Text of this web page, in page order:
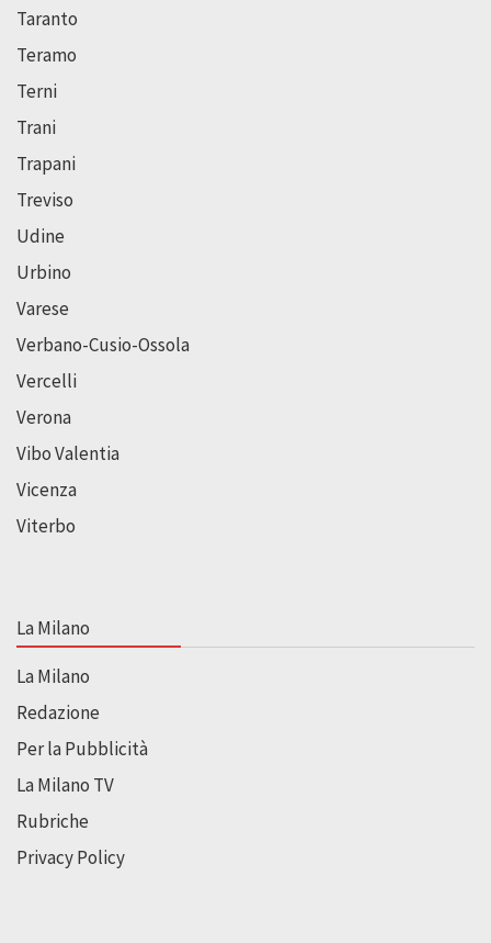
Taranto
Teramo
Terni
Trani
Trapani
Treviso
Udine
Urbino
Varese
Verbano-Cusio-Ossola
Vercelli
Verona
Vibo Valentia
Vicenza
Viterbo
La Milano
La Milano
Redazione
Per la Pubblicità
La Milano TV
Rubriche
Privacy Policy